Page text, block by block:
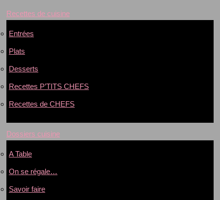
Recettes de cuisine
Entrées
Plats
Desserts
Recettes P’TITS CHEFS
Recettes de CHEFS
Dossiers cuisine
A Table
On se régale…
Savoir faire